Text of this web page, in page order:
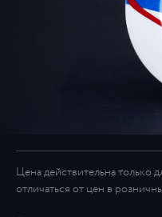
Цена действительна только
отличаться от цен в